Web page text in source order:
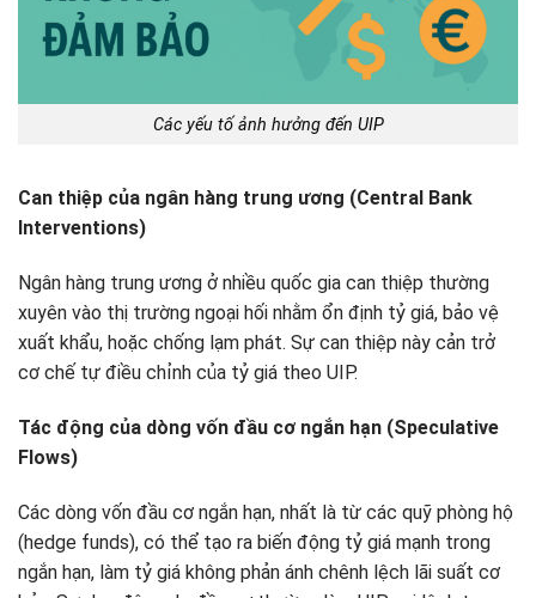
Các yếu tố ảnh hưởng đến UIP
Can thiệp của ngân hàng trung ương (Central Bank
Interventions)
Ngân hàng trung ương ở nhiều quốc gia can thiệp thường
xuyên vào thị trường ngoại hối nhằm ổn định tỷ giá, bảo vệ
xuất khẩu, hoặc chống lạm phát. Sự can thiệp này cản trở
cơ chế tự điều chỉnh của tỷ giá theo UIP.
Tác động của dòng vốn đầu cơ ngắn hạn (Speculative
Flows)
Các dòng vốn đầu cơ ngắn hạn, nhất là từ các quỹ phòng hộ
(hedge funds), có thể tạo ra biến động tỷ giá mạnh trong
ngắn hạn, làm tỷ giá không phản ánh chênh lệch lãi suất cơ